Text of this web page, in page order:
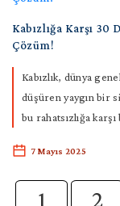
Kabızlığa Karşı
Çözüm!
Kabızlık, dünya
düşüren yaygın bir
bu rahatsızlığa
7 Mayıs 2025
1 2